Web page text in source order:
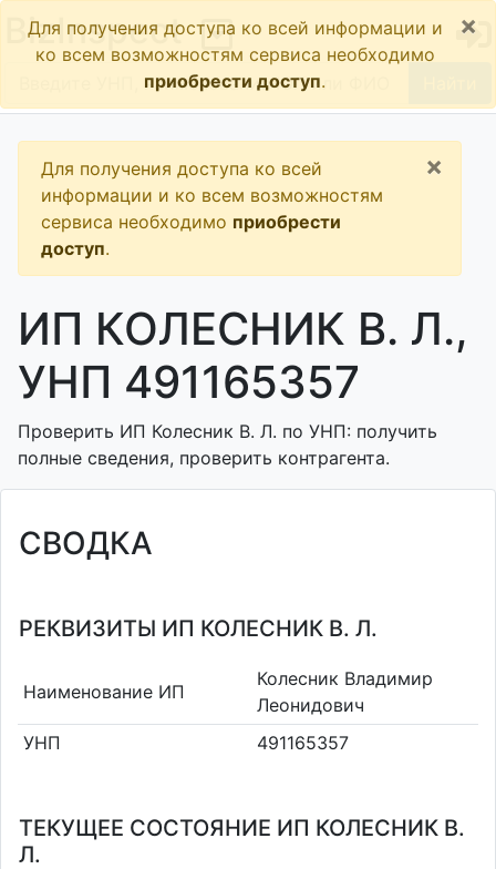
BizInspect
Для получения доступа ко всей информации и
ко всем возможностям сервиса необходимо
приобрести доступ.
×
Для получения доступа ко всей
информации и ко всем возможностям
сервиса необходимо приобрести
доступ.
×
ИП КОЛЕСНИК В. Л.,
УНП 491165357
Проверить ИП Колесник В. Л. по УНП: получить
полные сведения, проверить контрагента.
СВОДКА
РЕКВИЗИТЫ ИП КОЛЕСНИК В. Л.
Наименование ИП
Колесник Владимир
Леонидович
УНП
491165357
ТЕКУЩЕЕ СОСТОЯНИЕ ИП КОЛЕСНИК В.
Л.